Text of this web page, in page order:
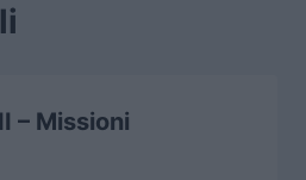
– Missioni